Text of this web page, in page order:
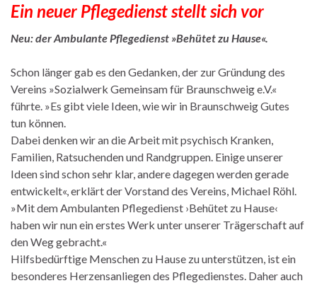
Ein neuer Pflegedienst stellt sich vor
Neu: der Ambulante Pflegedienst »Behütet zu Hause«.
Schon länger gab es den Gedanken, der zur Gründung des
Vereins »Sozialwerk Gemeinsam für Braunschweig e.V.«
führte. »Es gibt viele Ideen, wie wir in Braunschweig Gutes
tun können.
Dabei denken wir an die Arbeit mit psychisch Kranken,
Familien, Ratsuchenden und Randgruppen. Einige unserer
Ideen sind schon sehr klar, andere dagegen werden gerade
entwickelt«, erklärt der Vorstand des Vereins, Michael Röhl.
»Mit dem Ambulanten Pflegedienst ›Behütet zu Hause‹
haben wir nun ein erstes Werk unter unserer Trägerschaft auf
den Weg gebracht.«
Hilfsbedürftige Menschen zu Hause zu unterstützen, ist ein
besonderes Herzensanliegen des Pflegedienstes. Daher auch